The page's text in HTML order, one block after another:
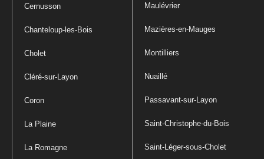
Cernusson
Chanteloup-les-Bois
Cholet
Cléré-sur-Layon
Coron
La Plaine
La Romagne
Maulévrier
Mazières-en-Mauges
Montilliers
Nuaillé
Passavant-sur-Layon
Saint-Christophe-du-Bois
Saint-Léger-sous-Cholet